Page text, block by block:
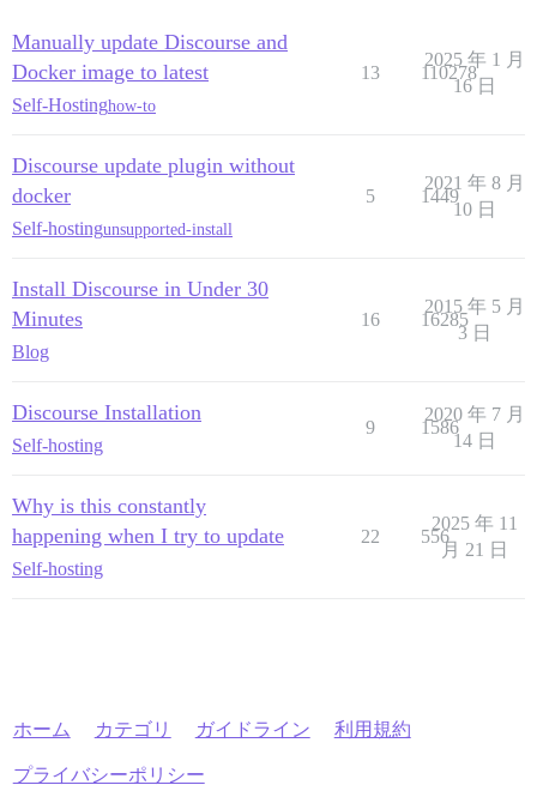
Manually update Discourse and
Docker image to latest
Self-Hostinghow-to
13 110278
2025 年 1 月
16 日
Discourse update plugin without
docker
Self-hostingunsupported-install
5 1449
2021 年 8 月
10 日
Install Discourse in Under 30
Minutes
Blog
16 16285
2015 年 5 月
3 日
Discourse Installation
Self-hosting
9 1586
2020 年 7 月
14 日
Why is this constantly
happening when I try to update
Self-hosting
22 556
2025 年 11
月 21 日
ホーム カテゴリ ガイドライン 利用規約
プライバシーポリシー